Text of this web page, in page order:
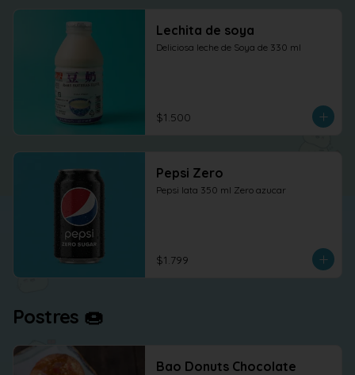
Lechita de soya
Deliciosa leche de Soya de 330 ml
$1.500
Pepsi Zero
Pepsi lata 350 ml Zero azucar
$1.799
Postres 🍩
Bao Donuts Chocolate